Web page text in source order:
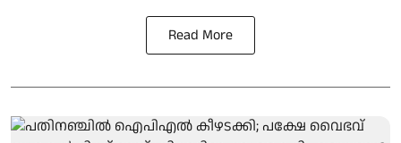
Read More